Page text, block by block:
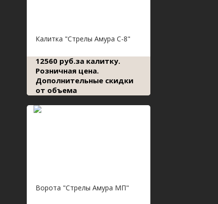
Калитка "Стрелы Амура С-8"
12560 руб.за калитку.
Розничная цена.
Дополнительные скидки
от объема
Ворота "Стрелы Амура МП"